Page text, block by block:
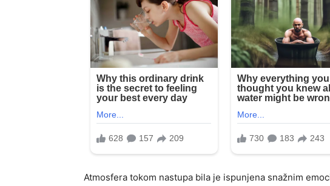
Atmosfera tokom nastupa bila je ispunjena snažnim